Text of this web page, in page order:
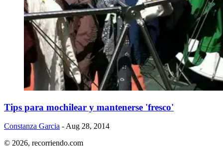
Tips para mochilear y mantenerse 'fresco'
Constanza Garcia - Aug 28, 2014
© 2026, recorriendo.com